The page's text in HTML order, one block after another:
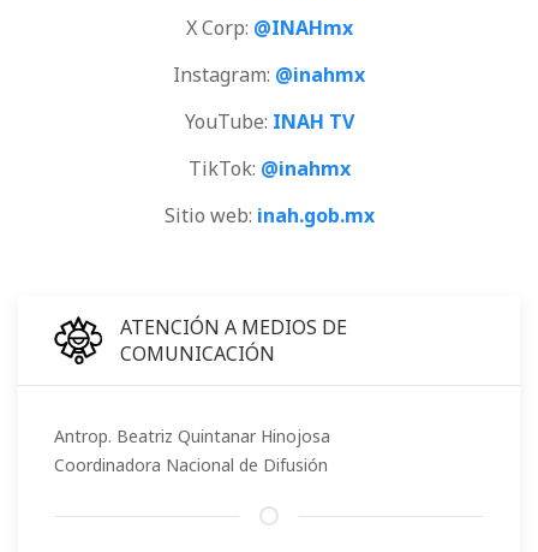
X Corp: @INAHmx
Instagram: @inahmx
YouTube: INAH TV
TikTok: @inahmx
Sitio web: inah.gob.mx
ATENCIÓN A MEDIOS DE
COMUNICACIÓN
Antrop. Beatriz Quintanar Hinojosa
Coordinadora Nacional de Difusión